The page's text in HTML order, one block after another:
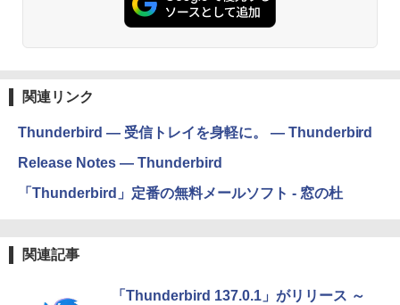
関連リンク
Thunderbird — 受信トレイを身軽に。 — Thunderbird
Release Notes — Thunderbird
「Thunderbird」定番の無料メールソフト - 窓の杜
関連記事
「Thunderbird 137.0.1」がリリース ～